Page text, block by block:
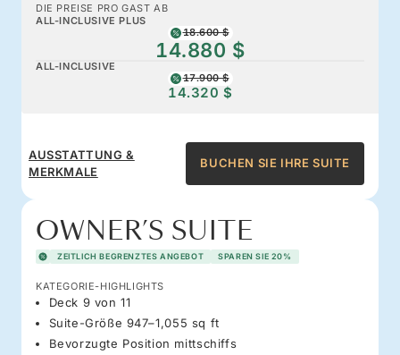
DIE PREISE PRO GAST AB
ALL-INCLUSIVE PLUS
18.600 $
14.880 $
ALL-INCLUSIVE
17.900 $
14.320 $
AUSSTATTUNG &
MERKMALE
BUCHEN SIE IHRE SUITE
OWNER’S SUITE
ZEITLICH BEGRENZTES ANGEBOT SPAREN SIE 20%
KATEGORIE-HIGHLIGHTS
Deck 9 von 11
Suite-Größe 947–1,055 sq ft
Bevorzugte Position mittschiffs